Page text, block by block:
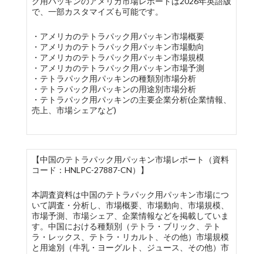
で、一部カスタマイズも可能です。
・アメリカのテトラパック用パッキン市場概要
・アメリカのテトラパック用パッキン市場動向
・アメリカのテトラパック用パッキン市場規模
・アメリカのテトラパック用パッキン市場予測
・テトラパック用パッキンの種類別市場分析
・テトラパック用パッキンの用途別市場分析
・テトラパック用パッキンの主要企業分析(企業情報、
売上、市場シェアなど)
【中国のテトラパック用パッキン市場レポート（資料
コード：HNLPC-27887-CN）】
本調査資料は中国のテトラパック用パッキン市場につ
いて調査・分析し、市場概要、市場動向、市場規模、
市場予測、市場シェア、企業情報などを掲載していま
す。中国における種類別（テトラ・ブリック、テト
ラ・レックス、テトラ・リカルト、その他）市場規模
と用途別（牛乳・ヨーグルト、ジュース、その他）市